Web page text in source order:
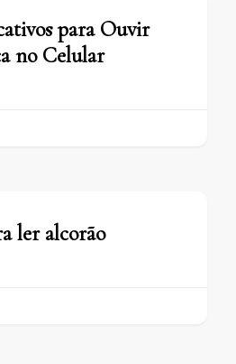
para Ouvir
no Celular
ler alcorão